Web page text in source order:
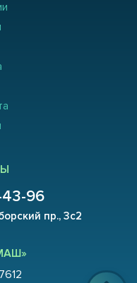
43-96
пр., 3с2